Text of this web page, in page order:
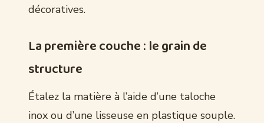
décoratives.
La première couche : le grain de
structure
Étalez la matière à l’aide d’une taloche
inox ou d’une lisseuse en plastique souple.